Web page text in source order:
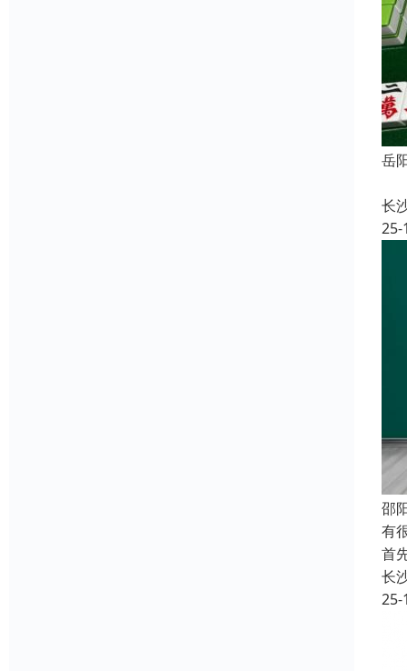
岳
长
25-
邵
有
首
长
25-